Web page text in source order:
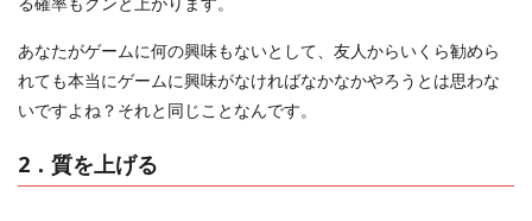
あなたがゲームに何の興味もないとして、友人からいくら勧めら
れても本当にゲームに興味がなければなかなかやろうとは思わな
いですよね？それと同じことなんです。
2．質を上げる